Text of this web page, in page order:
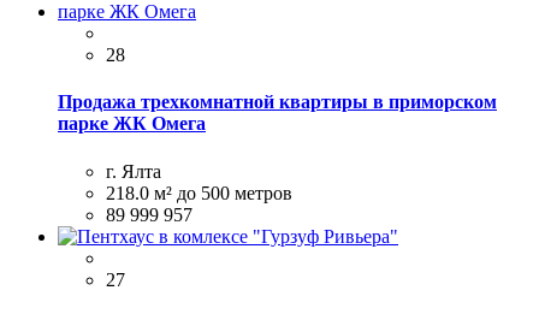
28
Продажа трехкомнатной квартиры в приморском
парке ЖК Омега
г. Ялта
218.0 м² до 500 метров
89 999 957
27